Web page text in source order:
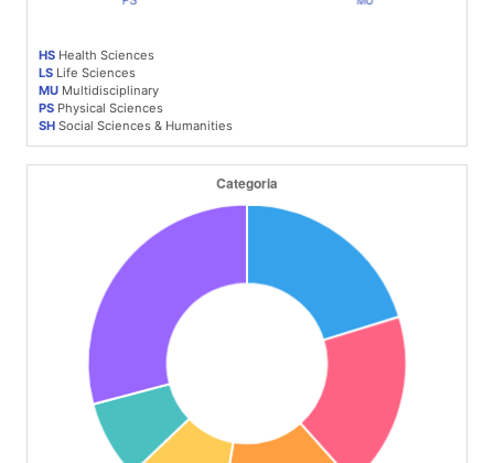
HS Health Sciences
LS Life Sciences
MU Multidisciplinary
PS Physical Sciences
SH Social Sciences & Humanities